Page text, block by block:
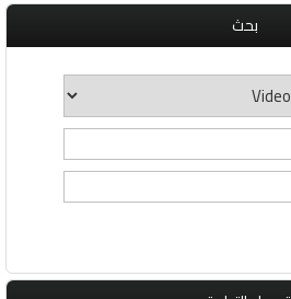
بحث